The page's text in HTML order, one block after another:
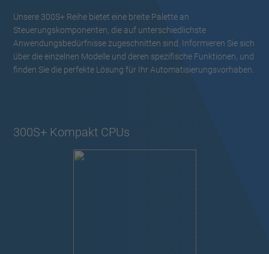
Unsere 300S+ Reihe bietet eine breite Palette an
Steuerungskomponenten, die auf unterschiedlichste
Anwendungsbedürfnisse zugeschnitten sind. Informieren Sie sich
über die einzelnen Modelle und deren spezifische Funktionen, und
finden Sie die perfekte Lösung für Ihr Automatisierungsvorhaben.
300S+ Kompakt CPUs